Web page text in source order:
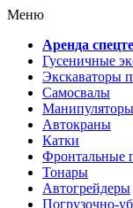
Меню
Аренда
Гусеничные
Экскаваторы
Самосвалы
Манипуляторы
Автокраны
Катки
Фронтальные
Тонары
Автогрейдеры
Погрузочно-